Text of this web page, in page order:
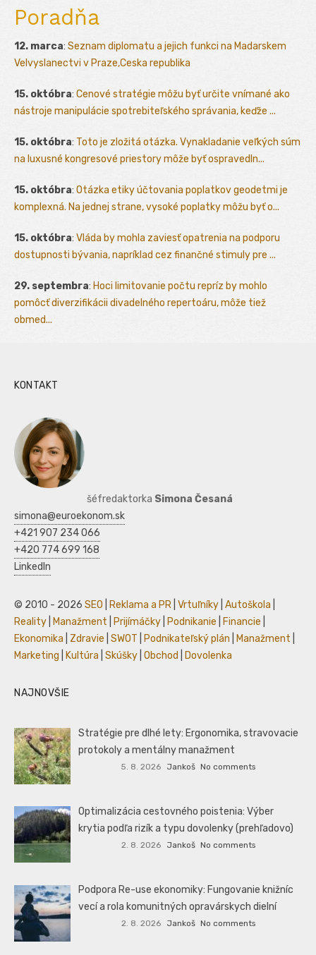
Poradňa
12. marca: Seznam diplomatu a jejich funkci na Madarskem
Velvyslanectvi v Praze,Ceska republika
15. októbra: Cenové stratégie môžu byť určite vnímané ako
nástroje manipulácie spotrebiteľského správania, keďže ...
15. októbra: Toto je zložitá otázka. Vynakladanie veľkých súm
na luxusné kongresové priestory môže byť ospravedln...
15. októbra: Otázka etiky účtovania poplatkov geodetmi je
komplexná. Na jednej strane, vysoké poplatky môžu byť o...
15. októbra: Vláda by mohla zaviesť opatrenia na podporu
dostupnosti bývania, napríklad cez finančné stimuly pre ...
29. septembra: Hoci limitovanie počtu repríz by mohlo
pomôcť diverzifikácii divadelného repertoáru, môže tiež
obmed...
KONTAKT
šéfredaktorka Simona Česaná
simona@euroekonom.sk
+421 907 234 066
+420 774 699 168
LinkedIn
© 2010 - 2026 SEO Reklama a PR Vrtuľníky Autoškola
Reality
Manažment Prijímáčky Podnikanie Financie
Ekonomika
Zdravie SWOT Podnikateľský plán Manažment
Marketing
Kultúra Skúšky Obchod Dovolenka
NAJNOVŠIE
Stratégie pre dlhé lety: Ergonomika, stravovacie
protokoly a mentálny manažment
5. 8. 2026 Jankoš No comments
Optimalizácia cestovného poistenia: Výber
krytia podľa rizík a typu dovolenky (prehľadovo)
2. 8. 2026 Jankoš No comments
Podpora Re-use ekonomiky: Fungovanie knižníc
vecí a rola komunitných opravárskych dielní
2. 8. 2026 Jankoš No comments